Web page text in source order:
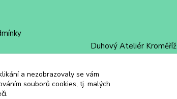
Duhový Ateliér Kroměříž
+420 734 258 002
a nezobrazovaly se vám
souborů cookies, tj. malých